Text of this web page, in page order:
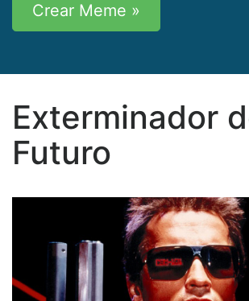
Crear Meme »
Exterminador
Futuro